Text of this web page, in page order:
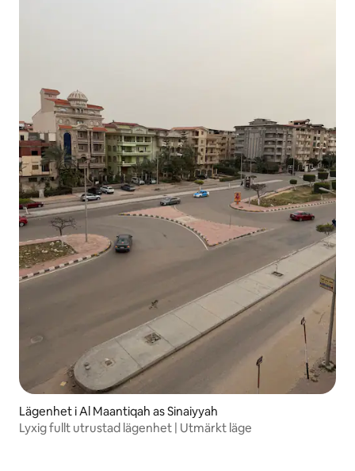
Lägenhet i Al Maantiqah as Sinaiyyah
Lyxig fullt utrustad lägenhet | Utmärkt läge